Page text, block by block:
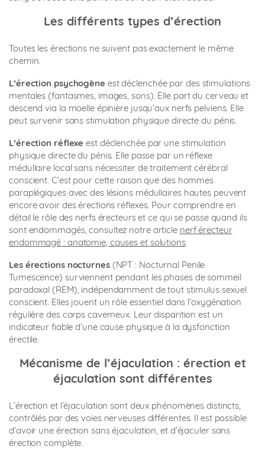
Les différents types d’érection
Toutes les érections ne suivent pas exactement le même
chemin.
L’érection psychogène est déclenchée par des stimulations
mentales (fantasmes, images, sons). Elle part du cerveau et
descend via la moelle épinière jusqu’aux nerfs pelviens. Elle
peut survenir sans stimulation physique directe du pénis.
L’érection réflexe est déclenchée par une stimulation
physique directe du pénis. Elle passe par un réflexe
médullaire local sans nécessiter de traitement cérébral
conscient. C’est pour cette raison que des hommes
paraplégiques avec des lésions médullaires hautes peuvent
encore avoir des érections réflexes. Pour comprendre en
détail le rôle des nerfs érecteurs et ce qui se passe quand ils
sont endommagés, consultez notre article nerf érecteur
endommagé : anatomie, causes et solutions.
Les érections nocturnes(NPT : Nocturnal Penile
Tumescence) surviennent pendant les phases de sommeil
paradoxal (REM), indépendamment de tout stimulus sexuel
conscient. Elles jouent un rôle essentiel dans l’oxygénation
régulière des corps caverneux. Leur disparition est un
indicateur fiable d’une cause physique à la dysfonction
érectile.
Mécanisme de l’éjaculation : érection et
éjaculation sont différentes
L’érection et l’éjaculation sont deux phénomènes distincts,
contrôlés par des voies nerveuses différentes. Il est possible
d’avoir une érection sans éjaculation, et d’éjaculer sans
érection complète.